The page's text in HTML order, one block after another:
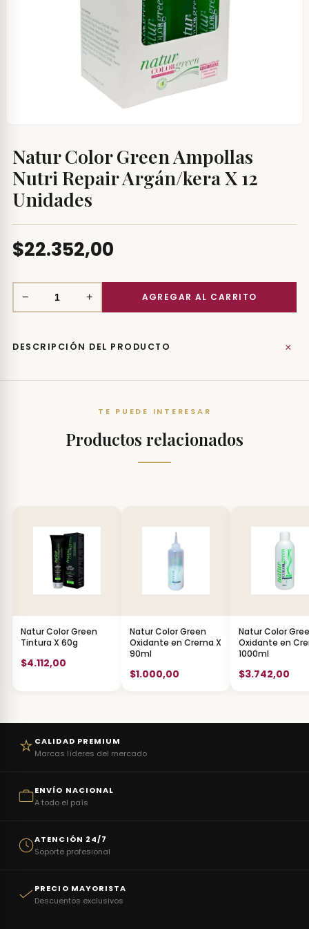
Natur Color Green Ampollas
Nutri Repair Argán/kera X 12
Unidades
$22.352,00
− +
DESCRIPCIÓN DEL PRODUCTO +
TE PUEDE INTERESAR
Productos relacionados
Natur Color Green
Tintura X 60g
$4.112,00
Natur Color Green
Oxidante en Crema X
90ml
$1.000,00
Natur Color
Oxidante en
1000ml
$3.742,00
CALIDAD PREMIUM
Marcas líderes del mercado
ENVÍO NACIONAL
A todo el país
ATENCIÓN 24/7
Soporte profesional
PRECIO MAYORISTA
Descuentos exclusivos